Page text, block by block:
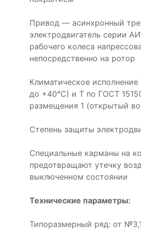
Привод — асинхронный
электродвигатель серии
рабочего колеса
непосредственно на ротор
Климатическое
до +40°С) и Т по ГОСТ
размещения 1 (открытый
Степень защиты
Специальные карманы на
предотвращают утечку
выключенном состоянии
Технические параметры:
Типоразмерный ряд: от